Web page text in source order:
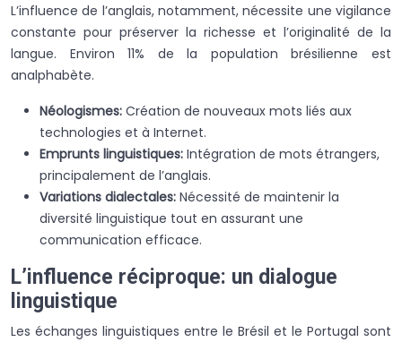
L’influence de l’anglais, notamment, nécessite une vigilance
constante pour préserver la richesse et l’originalité de la
langue. Environ 11% de la population brésilienne est
analphabète.
Néologismes: Création de nouveaux mots liés aux
technologies et à Internet.
Emprunts linguistiques: Intégration de mots étrangers,
principalement de l’anglais.
Variations dialectales: Nécessité de maintenir la
diversité linguistique tout en assurant une
communication efficace.
L’influence réciproque: un dialogue
linguistique
Les échanges linguistiques entre le Brésil et le Portugal sont